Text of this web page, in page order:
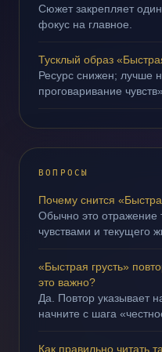
Сюжет закрепляет
фокус на главное.
Тусклый образ
Ресурс снижен; лучше
проговаривание чувств».
ВОПРОСЫ
Почему снится
Обычно это
чувствами и текущего
«Быстрая грусть»
это важно?
Да. Повтор указывает
начните с шага
Как правильно читать